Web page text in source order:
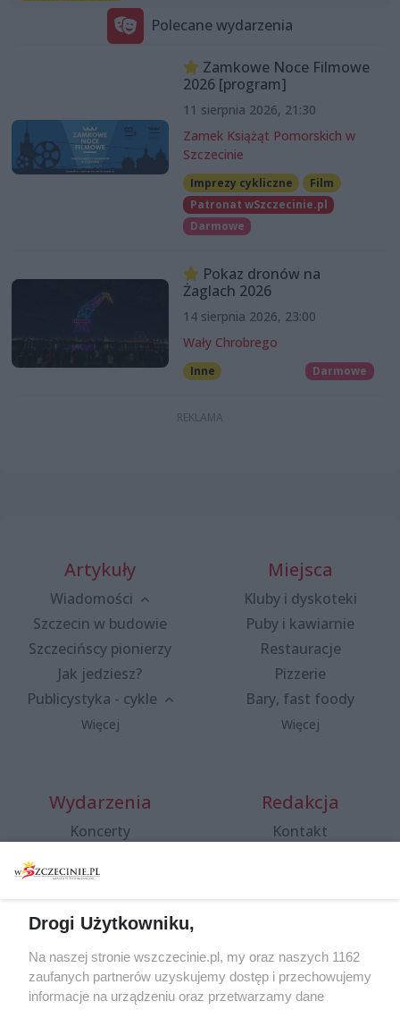
Polecane wydarzenia
Zamkowe Noce Filmowe
2026 [program]
11 sierpnia 2026, 21:30
Zamek Książąt Pomorskich w
Szczecinie
Imprezy cykliczne
Film
Patronat wSzczecinie.pl
Darmowe
Pokaz dronów na
Żaglach 2026
14 sierpnia 2026, 23:00
Wały Chrobrego
Inne Darmowe
Artykuły
Wiadomości
Szczecin w budowie
Szczecińscy pionierzy
Jak jedziesz?
Publicystyka - cykle
Więcej
Miejsca
Kluby i dyskoteki
Puby i kawiarnie
Restauracje
Pizzerie
Bary, fast foody
Więcej
Wydarzenia
Koncerty
Spacery i oprowadzania
targi
Wernisaże
Więcej
Redakcja
Kontakt
Specjalny koncert z okazji
20. urodzin portalu
wSzczecinie.pl
Drogi Użytkowniku,
Na naszej stronie wszczecinie.pl, my oraz naszych 1162
zaufanych partnerów uzyskujemy dostęp i przechowujemy
informacje na urządzeniu oraz przetwarzamy dane